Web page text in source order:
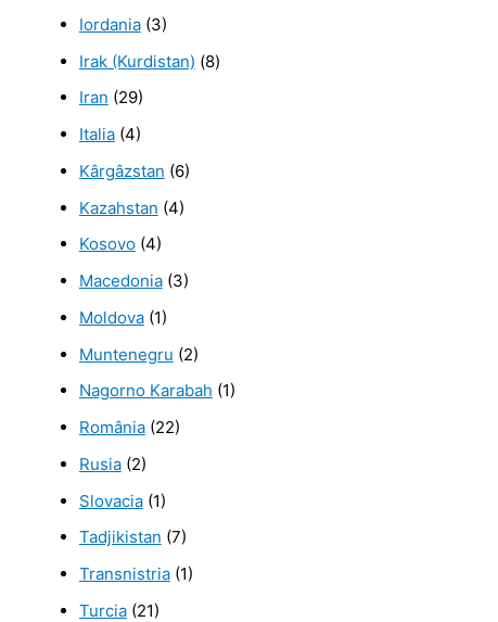
Iordania(3)
Irak (Kurdistan) (8)
Iran (29)
Italia(4)
Kârgâzstan (6)
Kazahstan (4)
Kosovo(4)
Macedonia(3)
Moldova(1)
Muntenegru (2)
Nagorno Karabah (1)
România(22)
Rusia(2)
Slovacia(1)
Tadjikistan (7)
Transnistria(1)
Turcia(21)